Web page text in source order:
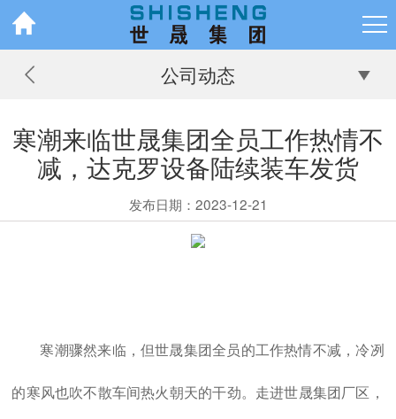
公司动态
寒潮来临世晟集团全员工作热情不
减，达克罗设备陆续装车发货
发布日期：2023-12-21
寒潮骤然来临，但世晟集团全员的工作热情不减，冷冽
的寒风也吹不散车间热火朝天的干劲。走进世晟集团厂区，